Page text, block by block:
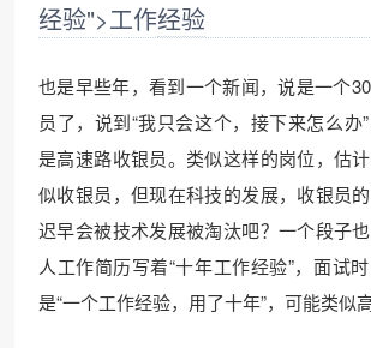
经验">工作经验
也是早些年，看到一个新闻，说是一个
员了，说到“我只会这个，接下来怎么办
是高速路收银员。类似这样的岗位，估
似收银员，但现在科技的发展，收银员的
迟早会被技术发展被淘汰吧？一个段子
人工作简历写着“十年工作经验”，面试
是“一个工作经验，用了十年”，可能类似